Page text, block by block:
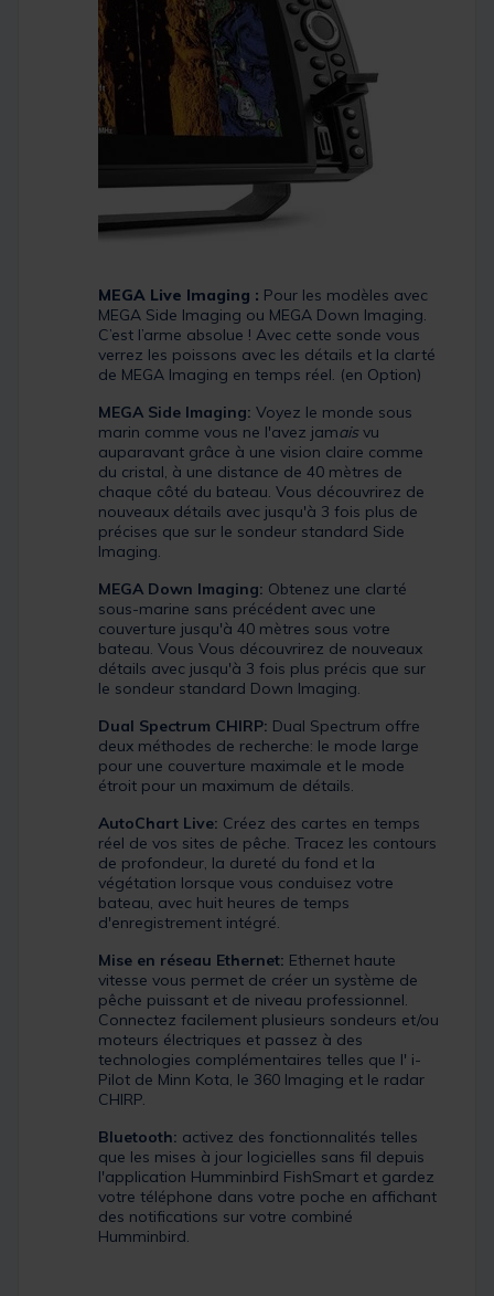
MEGA Live Imaging : Pour les modèles avec
MEGA Side Imaging ou MEGA Down Imaging.
C’est l’arme absolue ! Avec cette sonde vous
verrez les poissons avec les détails et la clarté
de MEGA Imaging en temps réel. (en Option)
MEGA Side Imaging: Voyez le monde sous
marin comme vous ne l'avez jamais vu
auparavant grâce à une vision claire comme
du cristal, à une distance de 40 mètres de
chaque côté du bateau. Vous découvrirez de
nouveaux détails avec jusqu'à 3 fois plus de
précises que sur le sondeur standard Side
Imaging.
MEGA Down Imaging: Obtenez une clarté
sous-marine sans précédent avec une
couverture jusqu'à 40 mètres sous votre
bateau. Vous Vous découvrirez de nouveaux
détails avec jusqu'à 3 fois plus précis que sur
le sondeur standard Down Imaging.
Dual Spectrum CHIRP: Dual Spectrum offre
deux méthodes de recherche: le mode large
pour une couverture maximale et le mode
étroit pour un maximum de détails.
AutoChart Live: Créez des cartes en temps
réel de vos sites de pêche. Tracez les contours
de profondeur, la dureté du fond et la
végétation lorsque vous conduisez votre
bateau, avec huit heures de temps
d'enregistrement intégré.
Mise en réseau Ethernet: Ethernet haute
vitesse vous permet de créer un système de
pêche puissant et de niveau professionnel.
Connectez facilement plusieurs sondeurs et/ou
moteurs électriques et passez à des
technologies complémentaires telles que l' i-
Pilot de Minn Kota, le 360 Imaging et le radar
CHIRP.
Bluetooth: activez des fonctionnalités telles
que les mises à jour logicielles sans fil depuis
l'application Humminbird FishSmart et gardez
votre téléphone dans votre poche en affichant
des notifications sur votre combiné
Humminbird.